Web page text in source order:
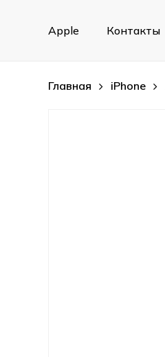
Apple Контакты
Главная iPhone